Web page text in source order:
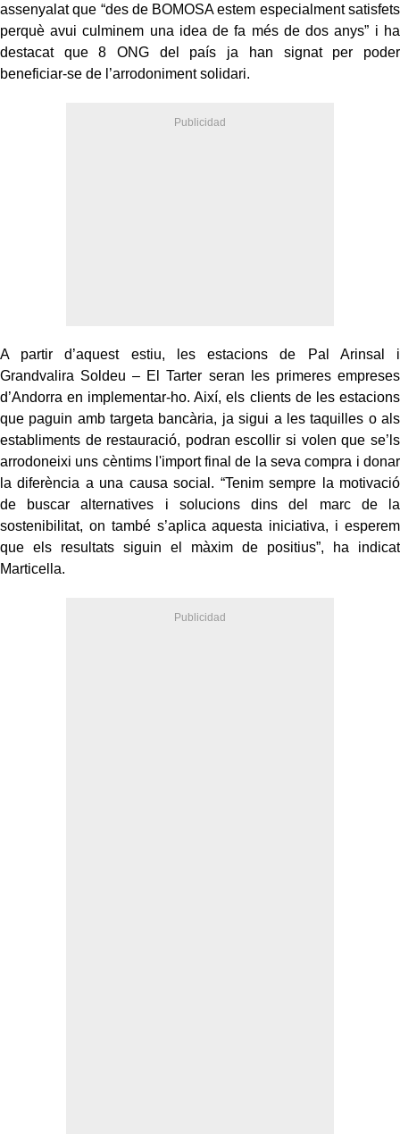
assenyalat que “des de BOMOSA estem especialment satisfets
perquè avui culminem una idea de fa més de dos anys” i ha
destacat que 8 ONG del país ja han signat per poder
beneficiar-se de l’arrodoniment solidari.
A partir d’aquest estiu, les estacions de Pal Arinsal i
Grandvalira Soldeu – El Tarter seran les primeres empreses
d’Andorra en implementar-ho. Així, els clients de les estacions
que paguin amb targeta bancària, ja sigui a les taquilles o als
establiments de restauració, podran escollir si volen que se’ls
arrodoneixi uns cèntims l'import final de la seva compra i donar
la diferència a una causa social. “Tenim sempre la motivació
de buscar alternatives i solucions dins del marc de la
sostenibilitat, on també s’aplica aquesta iniciativa, i esperem
que els resultats siguin el màxim de positius”, ha indicat
Marticella.